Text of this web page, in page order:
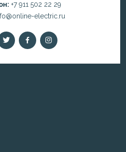
+7 911 502 22 29
electric.ru